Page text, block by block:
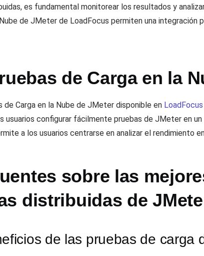
es fundamental monitorear los resultados y
de JMeter de LoadFocus permiten una integración
de Carga en la
de Carga en la Nube de JMeter disponible en LoadFocus
usuarios configurar fácilmente pruebas de JMeter en
a los usuarios centrarse en analizar el rendimiento
sobre las
distribuidas de
de las pruebas de carga